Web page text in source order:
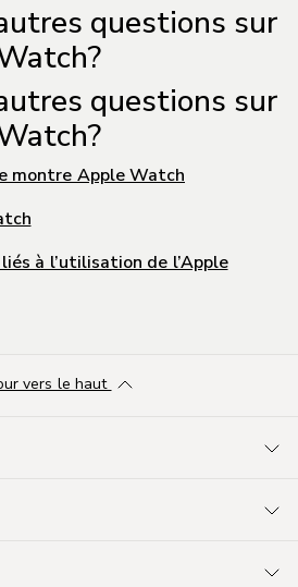
questions sur
questions sur
montre Apple Watch
à l’utilisation de l’Apple
vers le haut